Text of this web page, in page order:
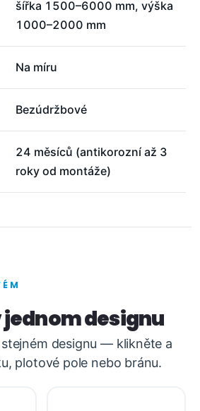
šířka 1500–6000 mm, výška
1000–2000 mm
Na míru
Bezúdržbové
24 měsíců (antikorozní až 3
roky od montáže)
jednom designu
designu — klikněte a
plotové pole nebo bránu.